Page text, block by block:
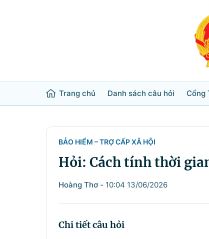
Trang chủ Danh sách câu hỏi Cổng
Tìm trong
Lĩnh vực
BẢO HIỂM – TRỢ CẤP XÃ HỘI
Hỏi: Cách tính thời
Hoàng Thơ - 10:04 13/06/2026
Chi tiết câu hỏi